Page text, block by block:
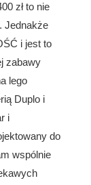
zł to nie
Jednakże
i jest to
zabawy
lego
Duplo i
i
do
wspólnie